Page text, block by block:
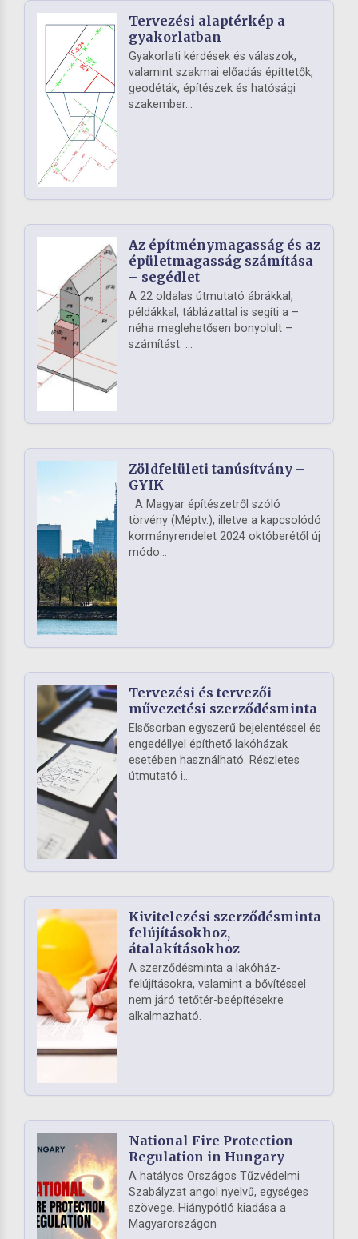
Tervezési alaptérkép a
gyakorlatban
Gyakorlati kérdések és válaszok,
valamint szakmai előadás építtetők,
geodéták, építészek és hatósági
szakember...
Az építménymagasság és az
épületmagasság számítása
– segédlet
A 22 oldalas útmutató ábrákkal,
példákkal, táblázattal is segíti a –
néha meglehetősen bonyolult –
számítást. ...
Zöldfelületi tanúsítvány –
GYIK
A Magyar építészetről szóló
törvény (Méptv.), illetve a kapcsolódó
kormányrendelet 2024 októberétől új
módo...
Tervezési és tervezői
művezetési szerződésminta
Elsősorban egyszerű bejelentéssel és
engedéllyel építhető lakóházak
esetében használható. Részletes
útmutató i...
Kivitelezési szerződésminta
felújításokhoz,
átalakításokhoz
A szerződésminta a lakóház-
felújításokra, valamint a bővítéssel
nem járó tetőtér-beépítésekre
alkalmazható.
National Fire Protection
Regulation in Hungary
A hatályos Országos Tűzvédelmi
Szabályzat angol nyelvű, egységes
szövege. Hiánypótló kiadása a
Magyarországon